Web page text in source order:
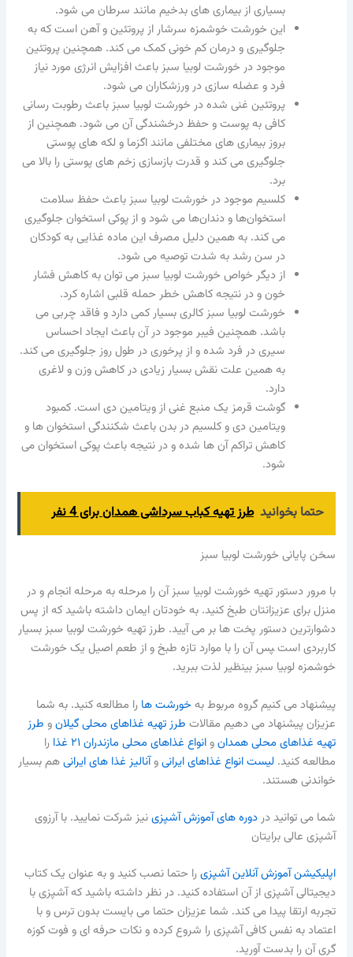
بسیاری از بیماری‌ های بدخیم مانند سرطان می شود.
این خورشت خوشمزه سرشار از پروتئین و آهن است که به
جلوگیری و درمان کم خونی کمک می کند. همچنین پروتئین
موجود در خورشت لوبیا سبز باعث افزایش انرژی مورد نیاز
فرد و عضله سازی در ورزشکاران می شود.
پروتئین غنی شده در خورشت لوبیا سبز باعث رطوبت رسانی
کافی به پوست و حفظ درخشندگی آن می‌ شود. همچنین از
بروز بیماری های مختلفی مانند اگزما و لکه های پوستی
جلوگیری می کند و قدرت بازسازی زخم‌ های پوستی را بالا می
برد.
کلسیم موجود در خورشت لوبیا سبز باعث حفظ سلامت
استخوان‌ها و دندان‌ها می‌ شود و از پوکی استخوان جلوگیری
می کند. به همین دلیل مصرف این ماده غذایی به کودکان
در سن رشد به شدت توصیه می شود.
از دیگر خواص خورشت لوبیا سبز می توان به کاهش فشار
خون و در نتیجه کاهش خطر حمله قلبی اشاره کرد.
خورشت لوبیا سبز کالری بسیار کمی دارد و فاقد چربی می
باشد‌. همچنین فیبر موجود در آن باعث ایجاد احساس
سیری در فرد شده و از پرخوری در طول روز جلوگیری می کند.
به همین علت نقش بسیار زیادی در کاهش وزن و لاغری
دارد.
گوشت قرمز یک منبع غنی از ویتامین دی است. کمبود
ویتامین دی و کلسیم در بدن باعث شکنندگی استخوان ها و
کاهش تراکم آن ها شده و در نتیجه باعث پوکی استخوان می
شود.
حتما بخوانید طرز تهیه کباب سرداشی همدان برای 4 نفر
سخن پایانی خورشت لوبیا سبز
با مرور دستور تهیه خورشت لوبیا سبز آن را مرحله به مرحله انجام و در
منزل برای عزیزانتان طبخ کنید. به خودتان ایمان داشته باشید که از پس
دشوارترین دستور پخت ها بر می آیید. طرز تهیه خورشت لوبیا سبز بسیار
کاربردی است ‍پس آن را با موارد تازه طبخ و از طعم اصیل یک خورشت
خوشمزه لوبیا سبز بینظیر لذت ببرید.
پیشنهاد می کنیم گروه مربوط بهخورشت ها را مطالعه کنید. به شما
عزیزان پیشنهاد می دهیم مقالات طرز تهیه غذاهای محلی گیلانو طرز
تهیه غذاهای محلی همدانوانواع غذاهای محلی مازندران ۲۱ غذا
را
مطالعه کنید.لیست انواع غذاهای ایرانیوآنالیز غذا های ایرانیهم بسیار
خواندنی هستند.
شما می توانید دردوره های آموزش آشپزینیز شرکت نمایید. با آرزوی
آشپزی عالی برایتان
اپلیکیشن آموزش آنلاین آشپزیرا حتما نصب کنید و به عنوان یک کتاب
دیجیتالی آشپزی از آن استفاده کنید. در نظر داشته باشید که آشپزی با
تجربه ارتقا پیدا می کند. شما عزیزان حتما می بایست بدون ترس و با
اعتماد به نفس کافی آشپزی را شروع کرده و نکات حرفه ای و فوت کوزه
گری آن را بدست آورید.